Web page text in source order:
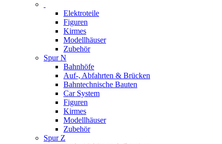
Elektroteile
Figuren
Kirmes
Modellhäuser
Zubehör
Spur N
Bahnhöfe
Auf-, Abfahrten & Brücken
Bahntechnische Bauten
Car System
Figuren
Kirmes
Modellhäuser
Zubehör
Spur Z